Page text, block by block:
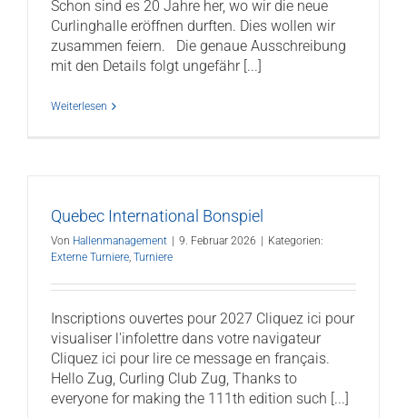
Schon sind es 20 Jahre her, wo wir die neue
Curlinghalle eröffnen durften. Dies wollen wir
zusammen feiern. Die genaue Ausschreibung
mit den Details folgt ungefähr [...]
Weiterlesen
Quebec International Bonspiel
Von Hallenmanagement 9. Februar 2026
Kategorien:
Externe Turniere, Turniere
Inscriptions ouvertes pour 2027 Cliquez ici pour
visualiser l'infolettre dans votre navigateur
Cliquez ici pour lire ce message en français.
Hello Zug, Curling Club Zug, Thanks to
everyone for making the 111th edition such [...]